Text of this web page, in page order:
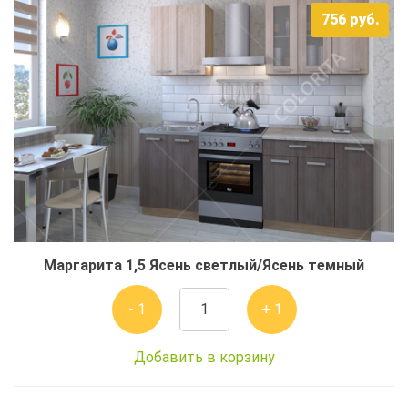
756 руб.
Маргарита 1,5 Ясень светлый/Ясень темный
- 1 + 1
Добавить в корзину